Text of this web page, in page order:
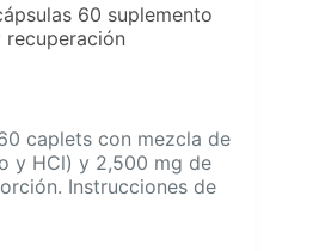
60 suplemento
recuperación
caplets con mezcla de
y HCl) y 2,500 mg de
Instrucciones de